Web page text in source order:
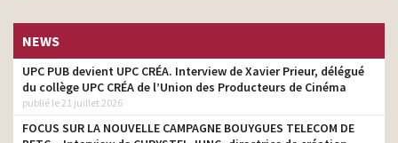
NEWS
UPC PUB devient UPC CRÉA. Interview de Xavier Prieur, délégué
du collège UPC CRÉA de l’Union des Producteurs de Cinéma
publié le 21 juillet 2026
FOCUS SUR LA NOUVELLE CAMPAGNE BOUYGUES TELECOM DE